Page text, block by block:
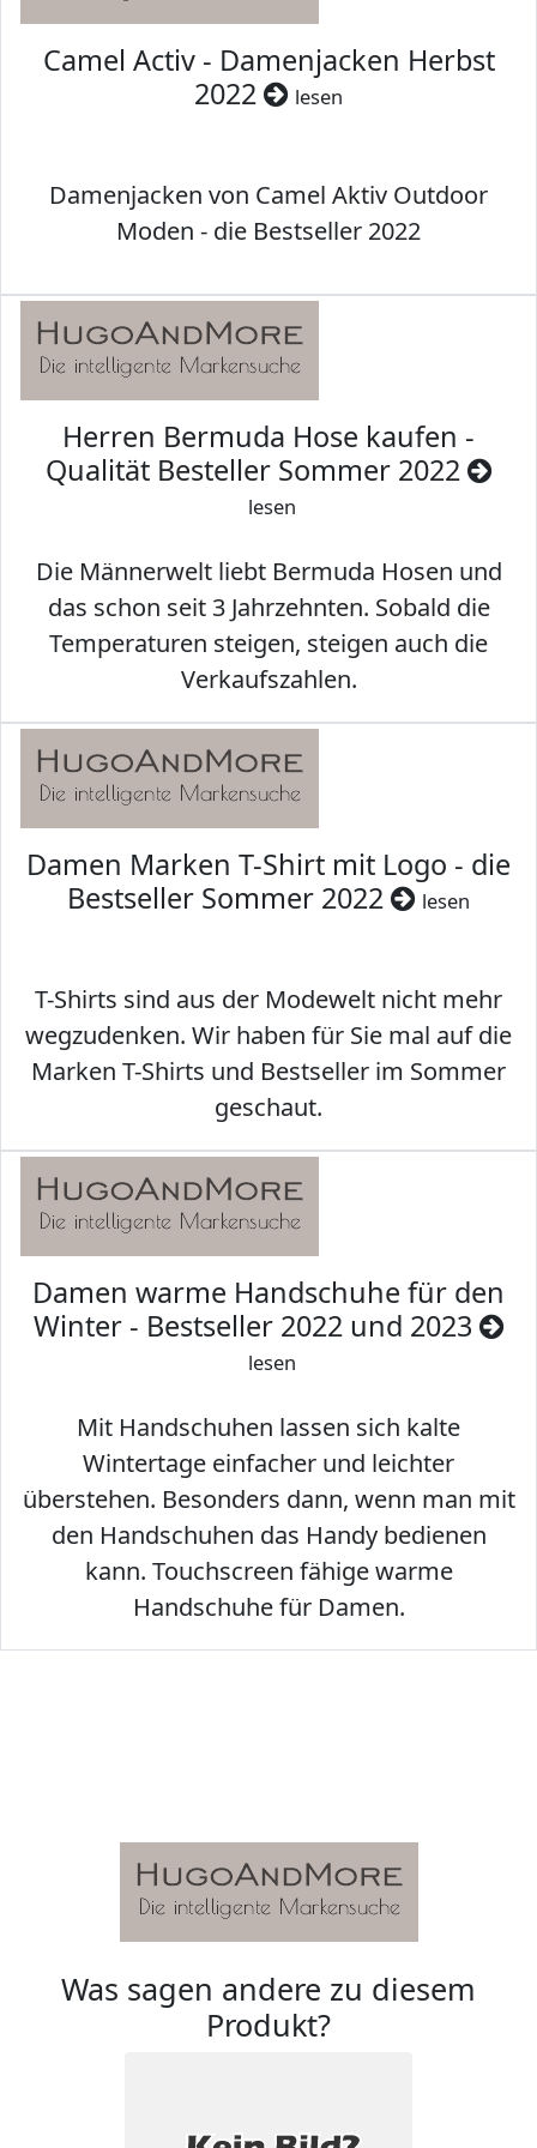
Camel Activ - Damenjacken Herbst
2022
lesen
Damenjacken von Camel Aktiv Outdoor
Moden - die Bestseller 2022
Herren Bermuda Hose kaufen -
Qualität Besteller Sommer 2022
lesen
Die Männerwelt liebt Bermuda Hosen und
das schon seit 3 Jahrzehnten. Sobald die
Temperaturen steigen, steigen auch die
Verkaufszahlen.
Damen Marken T-Shirt mit Logo - die
Bestseller Sommer 2022
lesen
T-Shirts sind aus der Modewelt nicht mehr
wegzudenken. Wir haben für Sie mal auf die
Marken T-Shirts und Bestseller im Sommer
geschaut.
Damen warme Handschuhe für den
Winter - Bestseller 2022 und 2023
lesen
Mit Handschuhen lassen sich kalte
Wintertage einfacher und leichter
überstehen. Besonders dann, wenn man mit
den Handschuhen das Handy bedienen
kann. Touchscreen fähige warme
Handschuhe für Damen.
Was sagen andere zu diesem
Produkt?